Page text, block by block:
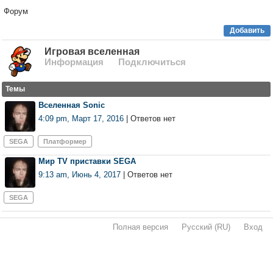
Форум
Добавить
Игровая вселенная
Информация
Подключиться
Темы
Вселенная Sonic
4:09 pm, Март 17, 2016 | Ответов нет
SEGA Платформер
Мир TV приставки SEGA
9:13 am, Июнь 4, 2017 | Ответов нет
SEGA
Полная версия Русский (RU) Вход